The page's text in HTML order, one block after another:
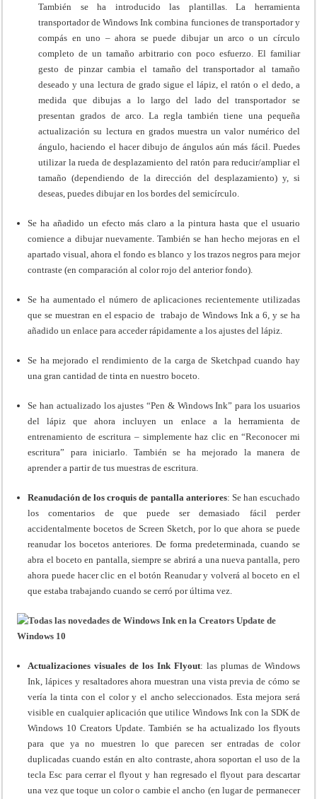
También se ha introducido las plantillas. La herramienta
transportador de Windows Ink combina funciones de transportador y
compás en uno – ahora se puede dibujar un arco o un círculo
completo de un tamaño arbitrario con poco esfuerzo. El familiar
gesto de pinzar cambia el tamaño del transportador al tamaño
deseado y una lectura de grado sigue el lápiz, el ratón o el dedo, a
medida que dibujas a lo largo del lado del transportador se
presentan grados de arco. La regla también tiene una pequeña
actualización su lectura en grados muestra un valor numérico del
ángulo, haciendo el hacer dibujo de ángulos aún más fácil. Puedes
utilizar la rueda de desplazamiento del ratón para reducir/ampliar el
tamaño (dependiendo de la dirección del desplazamiento) y, si
deseas, puedes dibujar en los bordes del semicírculo.
Se ha añadido un efecto más claro a la pintura hasta que el usuario
comience a dibujar nuevamente. También se han hecho mejoras en el
apartado visual, ahora el fondo es blanco y los trazos negros para mejor
contraste (en comparación al color rojo del anterior fondo).
Se ha aumentado el número de aplicaciones recientemente utilizadas
que se muestran en el espacio de trabajo de Windows Ink a 6, y se ha
añadido un enlace para acceder rápidamente a los ajustes del lápiz.
Se ha mejorado el rendimiento de la carga de Sketchpad cuando hay
una gran cantidad de tinta en nuestro boceto.
Se han actualizado los ajustes “Pen & Windows Ink” para los usuarios
del lápiz que ahora incluyen un enlace a la herramienta de
entrenamiento de escritura – simplemente haz clic en “Reconocer mi
escritura” para iniciarlo. También se ha mejorado la manera de
aprender a partir de tus muestras de escritura.
Reanudación de los croquis de pantalla anteriores: Se han escuchado
los comentarios de que puede ser demasiado fácil perder
accidentalmente bocetos de Screen Sketch, por lo que ahora se puede
reanudar los bocetos anteriores. De forma predeterminada, cuando se
abra el boceto en pantalla, siempre se abrirá a una nueva pantalla, pero
ahora puede hacer clic en el botón Reanudar y volverá al boceto en el
que estaba trabajando cuando se cerró por última vez.
Actualizaciones visuales de los Ink Flyout: las plumas de Windows
Ink, lápices y resaltadores ahora muestran una vista previa de cómo se
vería la tinta con el color y el ancho seleccionados. Esta mejora será
visible en cualquier aplicación que utilice Windows Ink con la SDK de
Windows 10 Creators Update. También se ha actualizado los flyouts
para que ya no muestren lo que parecen ser entradas de color
duplicadas cuando están en alto contraste, ahora soportan el uso de la
tecla Esc para cerrar el flyout y han regresado el flyout para descartar
una vez que toque un color o cambie el ancho (en lugar de permanecer